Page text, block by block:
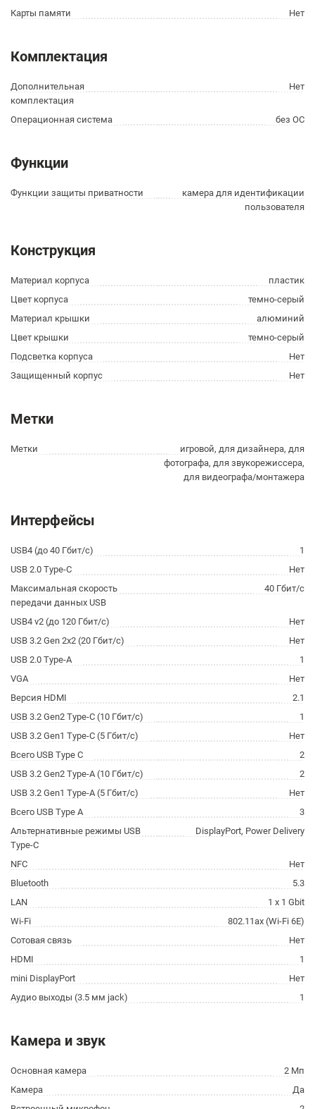
Карты памяти
Нет
Комплектация
Дополнительная
комплектация
Нет
Операционная система без ОС
Функции
Функции защиты приватности
камера для идентификации
пользователя
Конструкция
Материал корпуса
пластик
Цвет корпуса
темно-серый
Материал крышки
алюминий
Цвет крышки
темно-серый
Подсветка корпуса
Нет
Защищенный корпус
Нет
Метки
Метки
игровой, для дизайнера, для
фотографа, для звукорежиссера,
для видеографа/монтажера
Интерфейсы
USB4 (до 40 Гбит/с)
1
USB 2.0 Type-C
Нет
Максимальная скорость
передачи данных USB
40 Гбит/с
USB4 v2 (до 120 Гбит/с)
Нет
USB 3.2 Gen 2x2 (20 Гбит/с)
Нет
USB 2.0 Type-A
1
VGA
Нет
Версия HDMI
2.1
USB 3.2 Gen2 Type-C (10 Гбит/с)
1
USB 3.2 Gen1 Type-C (5 Гбит/с)
Нет
Всего USB Type C
2
USB 3.2 Gen2 Type-A (10 Гбит/с)
2
USB 3.2 Gen1 Type-A (5 Гбит/с)
Нет
Всего USB Type A
3
Альтернативные режимы USB
Type-C
DisplayPort, Power Delivery
NFC
Нет
Bluetooth
5.3
LAN
1 x 1 Gbit
Wi-Fi
802.11ax (Wi-Fi 6E)
Сотовая связь
Нет
HDMI
1
mini DisplayPort
Нет
Аудио выходы (3.5 мм jack)
1
Камера и звук
Основная камера
2 Мп
Камера
Да